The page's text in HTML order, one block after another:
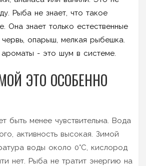
Рыба не знает, что такое
Она знает только естественные
червь, опарыш, мелкая рыбешка.
ароматы - это шум в системе.
ЭТО ОСОБЕННО
быть менее чувствительна. Вода
активность высокая. Зимой
воды около 0°C, кислород
нет. Рыба не тратит энергию на